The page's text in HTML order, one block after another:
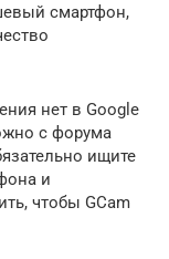
смартфон,
нет в Google
с форума
ищите
и
чтобы GCam